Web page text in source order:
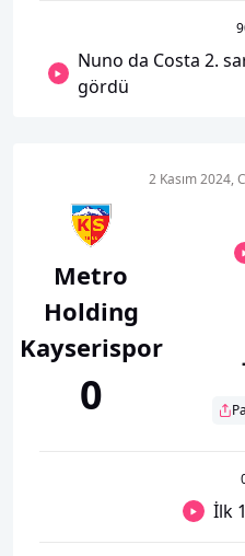
Nuno da Costa 2.
gördü
Metro
Holding
Kayserispor
0
2 Kasım 2024,
İlk